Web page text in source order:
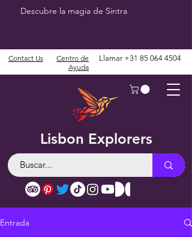
Descubre la magia de Sintra
Lisbon Explorers
Contact Us
Centro de
Ayuda
Llamar +31 85 064 4504
Entrada